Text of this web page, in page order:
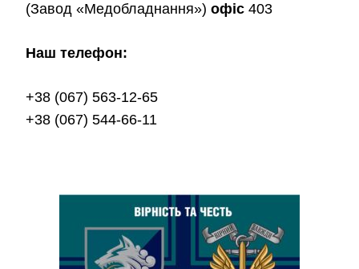
(Завод «Медобладнання») офіс 403
Наш телефон:
+38 (067) 563-12-65
+38 (067) 544-66-11